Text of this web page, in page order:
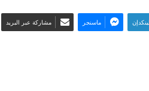
ماسنجر مشاركة عبر البريد